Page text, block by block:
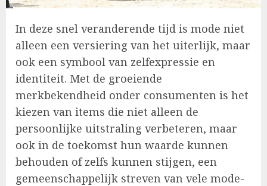
In deze snel veranderende tijd is mode niet
alleen een versiering van het uiterlijk, maar
ook een symbool van zelfexpressie en
identiteit. Met de groeiende
merkbekendheid onder consumenten is het
kiezen van items die niet alleen de
persoonlijke uitstraling verbeteren, maar
ook in de toekomst hun waarde kunnen
behouden of zelfs kunnen stijgen, een
gemeenschappelijk streven van vele mode-